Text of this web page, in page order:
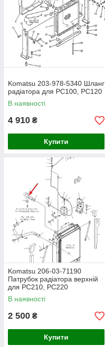
Komatsu 203-978-5340 Шланг
радіатора для PC100, PC120
В наявності
4 910 ₴
Купити
Komatsu 206-03-71190
Патрубок радіатора верхній
для PC210, PC220
В наявності
2 500 ₴
Купити